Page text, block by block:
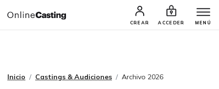
CREAR ACCEDER MENÚ
CASTINGS Y AUDICIONES TALENTOS
Inicio Castings & Audiciones Archivo 2026